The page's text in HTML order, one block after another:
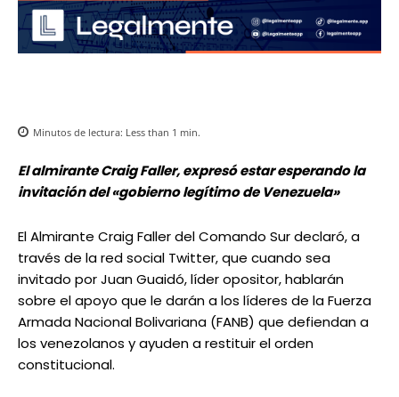
Minutos de lectura: Less than 1 min.
El almirante Craig Faller, expresó estar esperando la
invitación del «gobierno legítimo de Venezuela»
El Almirante Craig Faller del Comando Sur declaró, a
través de la red social Twitter, que cuando sea
invitado por Juan Guaidó, líder opositor, hablarán
sobre el apoyo que le darán a los líderes de la Fuerza
Armada Nacional Bolivariana (FANB) que defiendan a
los venezolanos y ayuden a restituir el orden
constitucional.